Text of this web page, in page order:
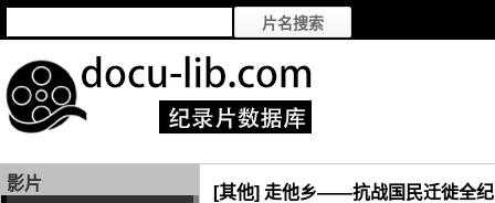
影片
[其他] 走他乡——抗战国民迁徙全